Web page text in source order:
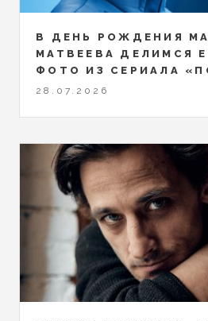
В ДЕНЬ РОЖДЕНИЯ
МАТВЕЕВА ДЕЛИМСЯ
ФОТО ИЗ СЕРИАЛА
28.07.2026